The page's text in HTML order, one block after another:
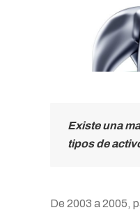
Existe una
tipos de
De 2003 a 2005,